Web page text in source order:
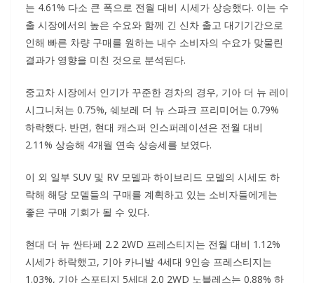
는 4.61% 다소 큰 폭으로 전월 대비 시세가 상승했다. 이는 수
출 시장에서의 높은 수요와 함께 긴 신차 출고 대기기간으로
인해 빠른 차량 구매를 원하는 내수 소비자의 수요가 맞물린
결과가 영향을 미친 것으로 분석된다.
중고차 시장에서 인기가 꾸준한 경차의 경우, 기아 더 뉴 레이
시그니처는 0.75%, 쉐보레 더 뉴 스파크 프리미어는 0.79%
하락했다. 반면, 현대 캐스퍼 인스퍼레이션은 전월 대비
2.11% 상승해 4개월 연속 상승세를 보였다.
이 외 일부 SUV 및 RV 모델과 하이브리드 모델의 시세도 하
락해 해당 모델들의 구매를 계획하고 있는 소비자들에게는
좋은 구매 기회가 될 수 있다.
현대 더 뉴 싼타페 2.2 2WD 프레스티지는 전월 대비 1.12%
시세가 하락했고, 기아 카니발 4세대 9인승 프레스티지는
1.03%, 기아 스포티지 5세대 2.0 2WD 노블레스는 0.88% 하